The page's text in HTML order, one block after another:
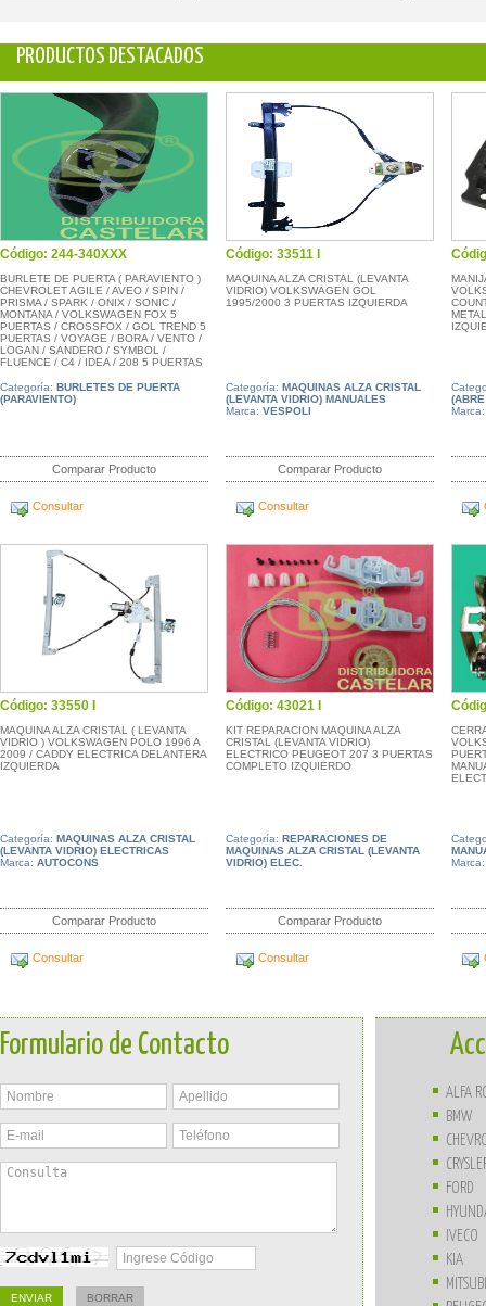
PRODUCTOS DESTACADOS
Código: 244-340XXX
BURLETE DE PUERTA ( PARAVIENTO )
CHEVROLET AGILE / AVEO / SPIN /
PRISMA / SPARK / ONIX / SONIC /
MONTANA / VOLKSWAGEN FOX 5
PUERTAS / CROSSFOX / GOL TREND 5
PUERTAS / VOYAGE / BORA / VENTO /
LOGAN / SANDERO / SYMBOL /
FLUENCE / C4 / IDEA / 208 5 PUERTAS
Categoría: BURLETES DE PUERTA
(PARAVIENTO)
Comparar Producto
Consultar
Código: 33511 I
MAQUINA ALZA CRISTAL (LEVANTA
VIDRIO) VOLKSWAGEN GOL
1995/2000 3 PUERTAS IZQUIERDA
Categoría: MAQUINAS ALZA CRISTAL
(LEVANTA VIDRIO) MANUALES
Marca: VESPOLI
Comparar Producto
Consultar
Código: 33550 I
MAQUINA ALZA CRISTAL ( LEVANTA
VIDRIO ) VOLKSWAGEN POLO 1996 A
2009 / CADDY ELECTRICA DELANTERA
IZQUIERDA
Categoría: MAQUINAS ALZA CRISTAL
(LEVANTA VIDRIO) ELECTRICAS
Marca: AUTOCONS
Comparar Producto
Consultar
Código: 43021 I
KIT REPARACION MAQUINA ALZA
CRISTAL (LEVANTA VIDRIO)
ELECTRICO PEUGEOT 207 3 PUERTAS
COMPLETO IZQUIERDO
Categoría: REPARACIONES DE
MAQUINAS ALZA CRISTAL (LEVANTA
VIDRIO) ELEC.
Comparar Producto
Consultar
Formulario de Contacto
ALFA
BMW
FORD
IVECO
KIA